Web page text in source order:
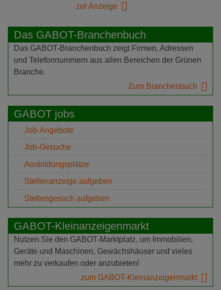
zur Anzeige
Das GABOT-Branchenbuch
Das GABOT-Branchenbuch zeigt Firmen, Adressen
und Telefonnummern aus allen Bereichen der Grünen
Branche.
Zum Branchenbuch
GABOT jobs
Job-Angebote
Job-Gesuche
Ausbildungsplätze
Stellenanzeige aufgeben
Stellengesuch aufgeben
GABOT-Kleinanzeigenmarkt
Nutzen Sie den GABOT-Marktplatz, um Immobilien,
Geräte und Maschinen, Gewächshäuser und vieles
mehr zu verkaufen oder anzubieten!
zum GABOT-Kleinanzeigenmarkt